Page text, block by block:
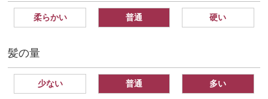
柔らかい 普通 硬い
髪の量
少ない 普通 多い